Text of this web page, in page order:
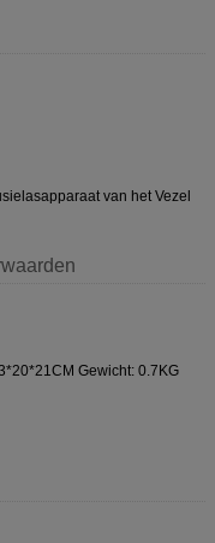
van het Vezel
Gewicht: 0.7KG